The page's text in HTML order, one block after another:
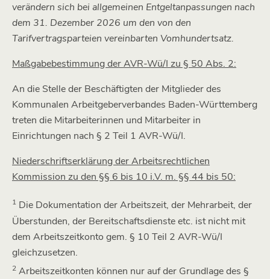
verändern sich bei allgemeinen Entgeltanpassungen nach
dem 31. Dezember 2026 um den von den
Tarifvertragsparteien vereinbarten Vomhundertsatz.
Maßgabebestimmung der AVR-Wü/I zu § 50 Abs. 2:
An die Stelle der Beschäftigten der Mitglieder des
Kommunalen Arbeitgeberverbandes Baden-Württemberg
treten die Mitarbeiterinnen und Mitarbeiter in
Einrichtungen nach § 2 Teil 1 AVR-Wü/I.
Niederschriftserklärung der Arbeitsrechtlichen
Kommission zu den §§ 6 bis 10 i.V. m. §§ 44 bis 50:
1 Die Dokumentation der Arbeitszeit, der Mehrarbeit, der
Überstunden, der Bereitschaftsdienste etc. ist nicht mit
dem Arbeitszeitkonto gem. § 10 Teil 2 AVR-Wü/I
gleichzusetzen.
2 Arbeitszeitkonten können nur auf der Grundlage des §